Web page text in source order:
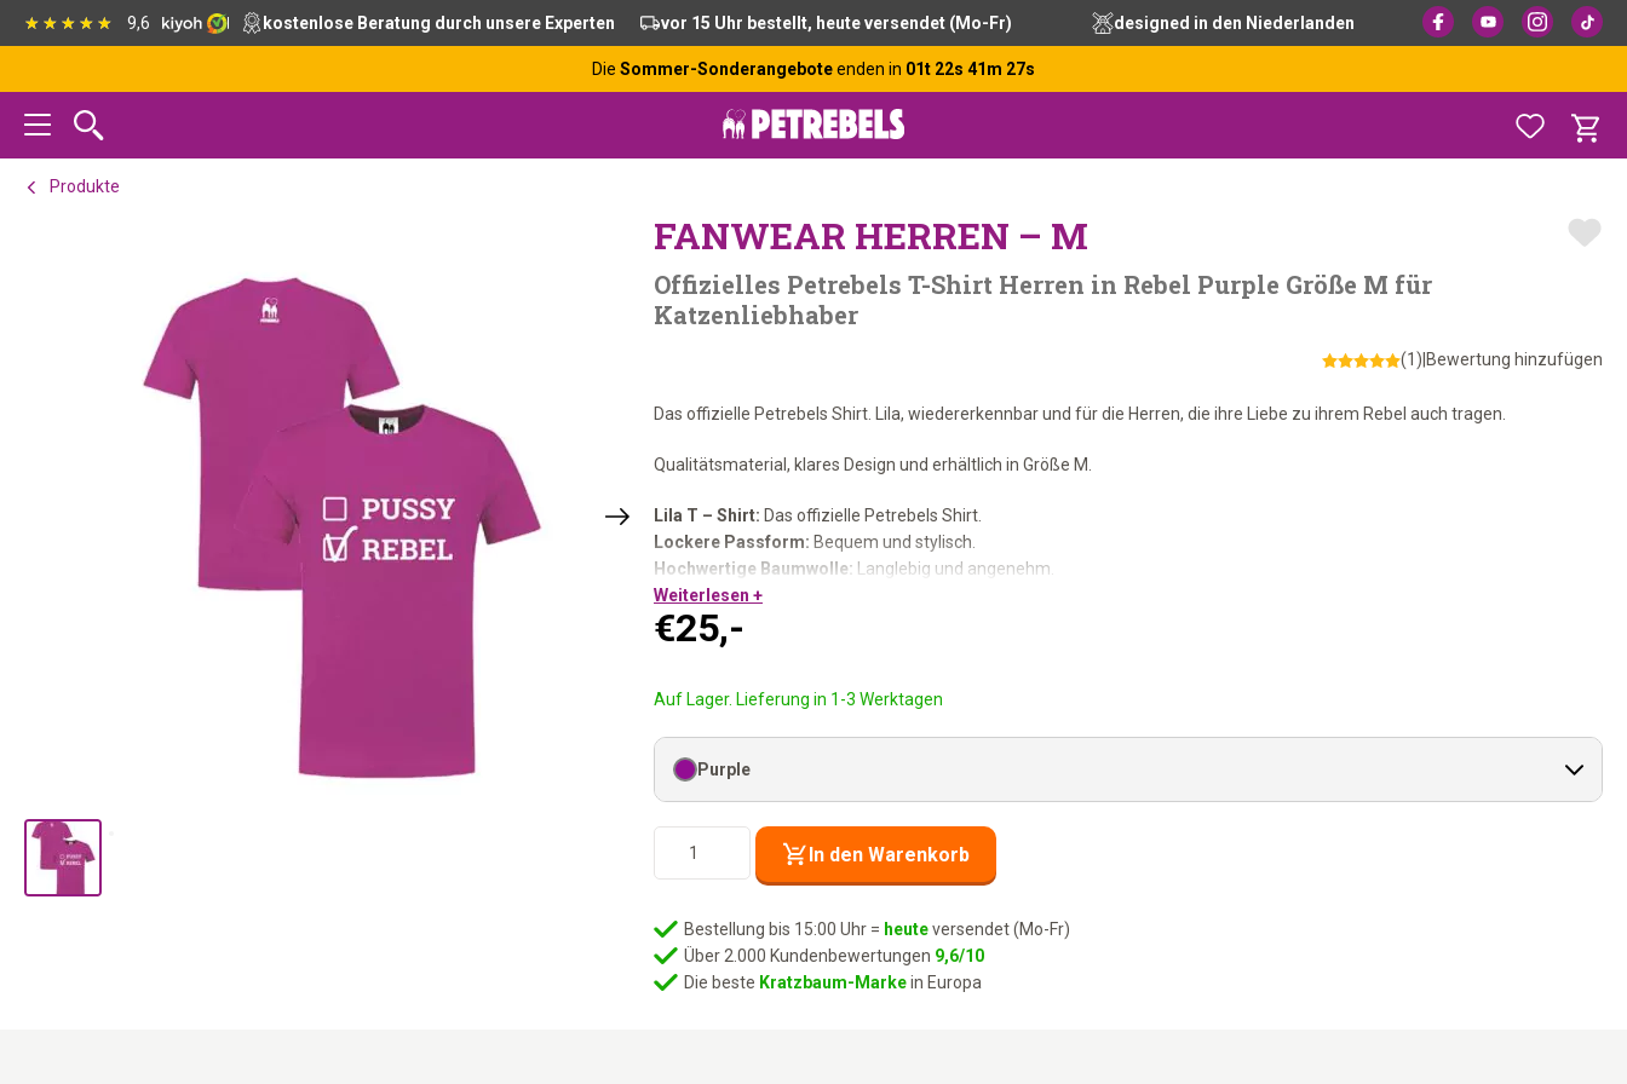
Skip
content
9,6 kostenlose Beratung durch unsere Experten vor 15 Uhr bestellt, heute versendet (Mo-Fr) designed in den Niederlanden
Die Sommer-Sonderangeboteenden in 01t 22s 41m 27s
Produkte
FANWEAR HERREN – M
Offizielles Petrebels T-Shirt Herren in Rebel Purple Größe M für
Katzenliebhaber
(1) Bewertung hinzufügen
Das offizielle Petrebels Shirt. Lila, wiedererkennbar und für die Herren, die ihre Liebe zu ihrem Rebel auch tragen.
Qualitätsmaterial, klares Design und erhältlich in Größe M.
Lila T – Shirt: Das offizielle Petrebels Shirt.
Lockere Passform: Bequem und stylisch.
Hochwertige Baumwolle: Langlebig und angenehm.
Größe M:Für den echten Rebel.
Zeig, wer du bist.
Weiterlesen +
€25,-
Auf Lager. Lieferung in 1-3 Werktagen
Purple
Herren
Menge
In den Warenkorb
Bestellung bis 15:00 Uhr = heuteversendet (Mo-Fr)
Über 2.000 Kundenbewertungen 9,6/10
Die beste Kratzbaum-Markein Europa